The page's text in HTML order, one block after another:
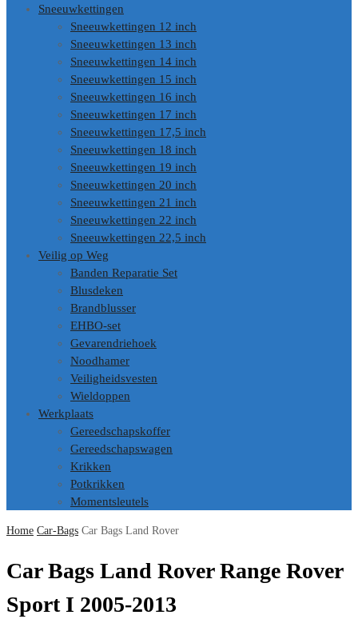
Sneeuwkettingen
Sneeuwkettingen 12 inch
Sneeuwkettingen 13 inch
Sneeuwkettingen 14 inch
Sneeuwkettingen 15 inch
Sneeuwkettingen 16 inch
Sneeuwkettingen 17 inch
Sneeuwkettingen 17,5 inch
Sneeuwkettingen 18 inch
Sneeuwkettingen 19 inch
Sneeuwkettingen 20 inch
Sneeuwkettingen 21 inch
Sneeuwkettingen 22 inch
Sneeuwkettingen 22,5 inch
Veilig op Weg
Banden Reparatie Set
Blusdeken
Brandblusser
EHBO-set
Gevarendriehoek
Noodhamer
Veiligheidsvesten
Wieldoppen
Werkplaats
Gereedschapskoffer
Gereedschapswagen
Krikken
Potkrikken
Momentsleutels
Home Car-Bags Car Bags Land Rover
Car Bags Land Rover Range Rover
Sport I 2005-2013